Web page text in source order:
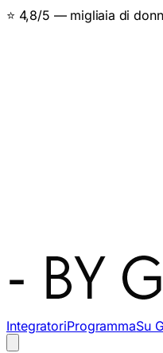
👩‍🔬 Specialista del
IntegratoriProgrammaSu